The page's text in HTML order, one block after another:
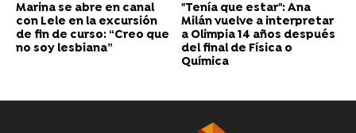
Marina se abre en canal
con Lele en la excursión
de fin de curso: “Creo que
no soy lesbiana”
"Tenía que estar": Ana
Milán vuelve a interpretar
a Olimpia 14 años después
del final de Física o
Química